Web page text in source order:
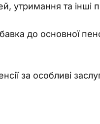
утримання та інші
до основної
за особливі